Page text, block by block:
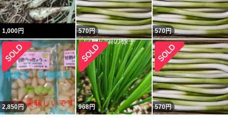
1,000円 570円 570円
2,850円 968円 570円